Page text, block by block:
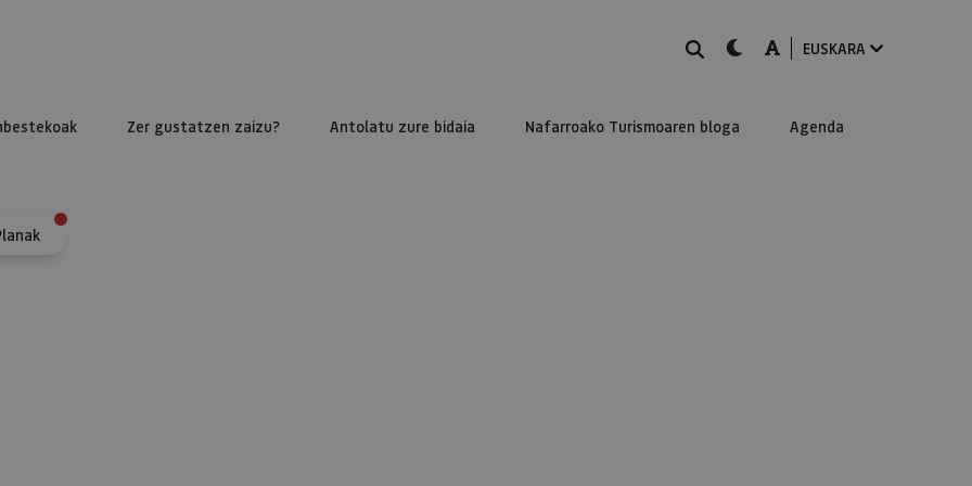
BILATUdark-mode
A-modeEUSKARA
Zer gustatzen zaizu? Antolatu zure bidaia Nafarroako Turismoaren bloga Agenda